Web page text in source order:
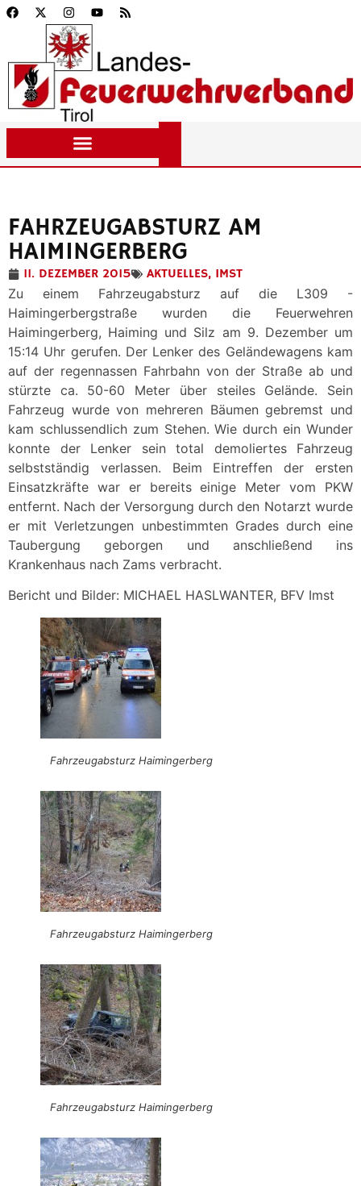
FAHRZEUGABSTURZ AM
HAIMINGERBERG
11. DEZEMBER 2015 AKTUELLES, IMST
Zu einem Fahrzeugabsturz auf die L309 -
Haimingerbergstraße wurden die Feuerwehren
Haimingerberg, Haiming und Silz am 9. Dezember um
15:14 Uhr gerufen. Der Lenker des Geländewagens kam
auf der regennassen Fahrbahn von der Straße ab und
stürzte ca. 50-60 Meter über steiles Gelände. Sein
Fahrzeug wurde von mehreren Bäumen gebremst und
kam schlussendlich zum Stehen. Wie durch ein Wunder
konnte der Lenker sein total demoliertes Fahrzeug
selbstständig verlassen. Beim Eintreffen der ersten
Einsatzkräfte war er bereits einige Meter vom PKW
entfernt. Nach der Versorgung durch den Notarzt wurde
er mit Verletzungen unbestimmten Grades durch eine
Taubergung geborgen und anschließend ins
Krankenhaus nach Zams verbracht.
Bericht und Bilder: MICHAEL HASLWANTER, BFV Imst
Fahrzeugabsturz Haimingerberg
Fahrzeugabsturz Haimingerberg
Fahrzeugabsturz Haimingerberg